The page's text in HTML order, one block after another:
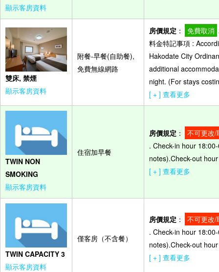
顯示客房資料
雙床, 禁煙
顯示客房資料
附餐-早餐(自助餐),
免費無線網路
房價規定 ： 免費取消
料金特記事項 :
Hakodate City
additional
night. (For stays
[ + ] 查看更多
TWIN NON
SMOKING
顯示客房資料
住宿加早餐
房價規定 ：
不可更改/
. Check-in hour
notes).Check-out
[ + ] 查看更多
TWIN CAPACITY 3
顯示客房資料
僅客房（不含餐）
房價規定 ：
不可更改/
. Check-in hour
notes).Check-out
[ + ] 查看更多